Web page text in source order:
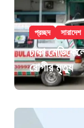
প্রচ্ছদ সারাদেশ
ঢাকা
রোগীর মৃত্যু